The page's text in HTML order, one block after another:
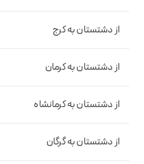
از دشتستان به کرج
از دشتستان به کرمان
از دشتستان به کرمانشاه
از دشتستان به گرگان